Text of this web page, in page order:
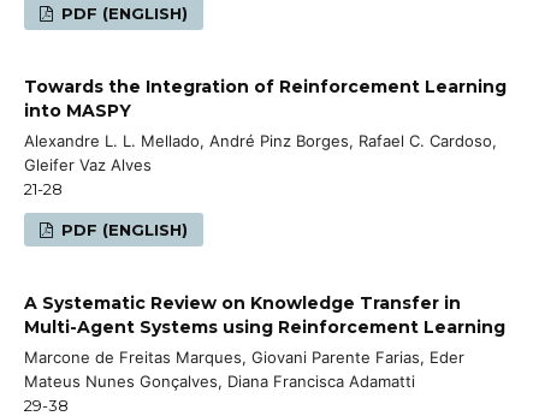
PDF (ENGLISH)
Towards the Integration of Reinforcement Learning
into MASPY
Alexandre L. L. Mellado, André Pinz Borges, Rafael C. Cardoso,
Gleifer Vaz Alves
21-28
PDF (ENGLISH)
A Systematic Review on Knowledge Transfer in
Multi-Agent Systems using Reinforcement Learning
Marcone de Freitas Marques, Giovani Parente Farias, Eder
Mateus Nunes Gonçalves, Diana Francisca Adamatti
29-38